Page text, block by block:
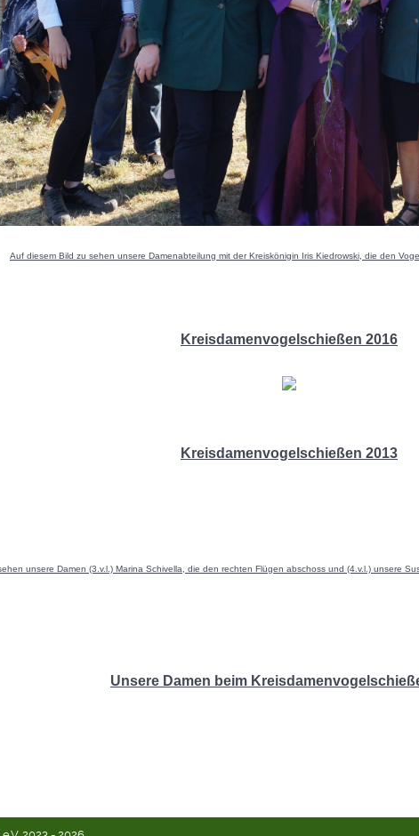
Auf diesem Bild zu sehen unsere Damenabteilung mit der Kreiskönigin Iris Kiedrowski, die den
Kreisdamenvogelschießen 2016
Kreisdamenvogelschießen 2013
unsere Damen (3.v.l.) Marina Schivella, die den rechten Flügen abschoss und (4.v.l.) unsere
Unsere Damen beim